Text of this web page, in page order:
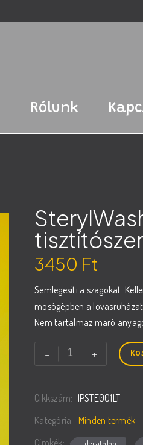
Rólunk
3450 Ft
Semlegesíti a szagokat.
mosógépben a
Nem tartalmaz maró
-
SterylWash
-
tisztítószer
eukaliptusz
+
Cikkszám: IPSTE001LT
Kategória: Minden termék
Címkék:
decathlon